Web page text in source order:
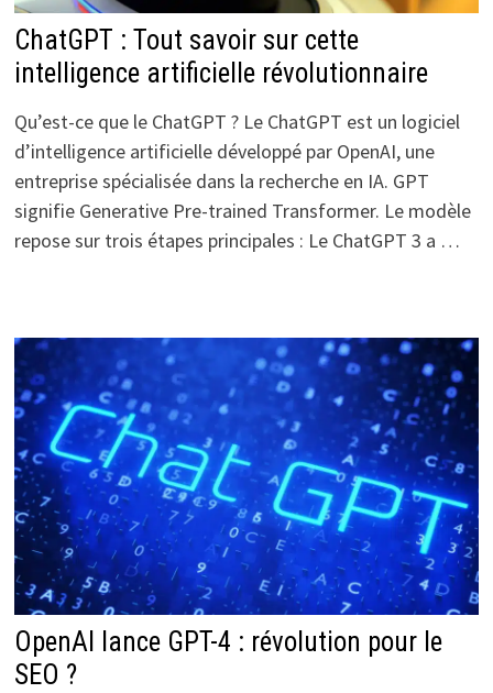
ChatGPT : Tout savoir sur cette
intelligence artificielle révolutionnaire
Qu’est-ce que le ChatGPT ? Le ChatGPT est un logiciel
d’intelligence artificielle développé par OpenAI, une
entreprise spécialisée dans la recherche en IA. GPT
signifie Generative Pre-trained Transformer. Le modèle
repose sur trois étapes principales : Le ChatGPT 3 a …
OpenAI lance GPT-4 : révolution pour le
SEO ?